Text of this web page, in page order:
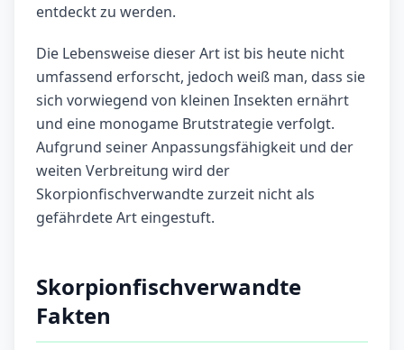
entdeckt zu werden.
Die Lebensweise dieser Art ist bis heute nicht
umfassend erforscht, jedoch weiß man, dass sie
sich vorwiegend von kleinen Insekten ernährt
und eine monogame Brutstrategie verfolgt.
Aufgrund seiner Anpassungsfähigkeit und der
weiten Verbreitung wird der
Skorpionfischverwandte zurzeit nicht als
gefährdete Art eingestuft.
Skorpionfischverwandte
Fakten